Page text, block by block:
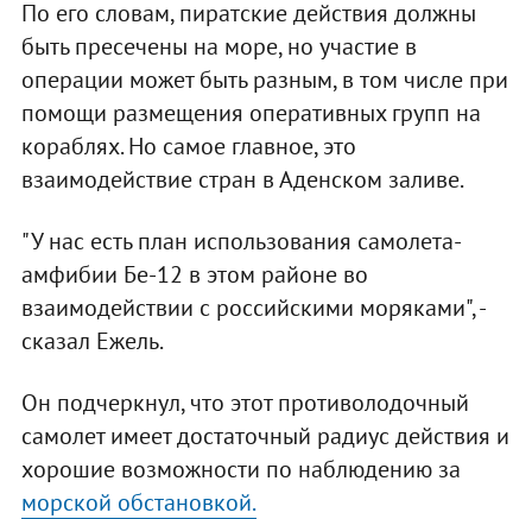
По его словам, пиратские действия должны
быть пресечены на море, но участие в
операции может быть разным, в том числе при
помощи размещения оперативных групп на
кораблях. Но самое главное, это
взаимодействие стран в Аденском заливе.
"У нас есть план использования самолета-
амфибии Бе-12 в этом районе во
взаимодействии с российскими моряками", -
сказал Ежель.
Он подчеркнул, что этот противолодочный
самолет имеет достаточный радиус действия и
хорошие возможности по наблюдению за
морской обстановкой.